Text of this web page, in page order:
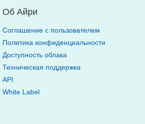
Об Айри
Соглашение с пользователем
Политика конфиденциальности
Доступность облака
Техническая поддержка
API
White Label